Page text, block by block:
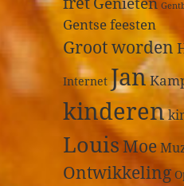
Gentse feesten
Groot worden
Internet Jan
kinderen
LouisMoe
Ontwikkeling